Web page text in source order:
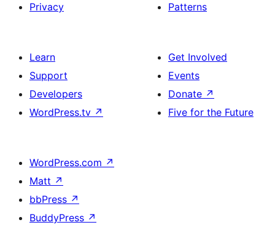
Privacy
Patterns
Learn
Support
Developers
WordPress.tv ↗
Get Involved
Events
Donate ↗
Five for the Future
WordPress.com ↗
Matt ↗
bbPress ↗
BuddyPress ↗